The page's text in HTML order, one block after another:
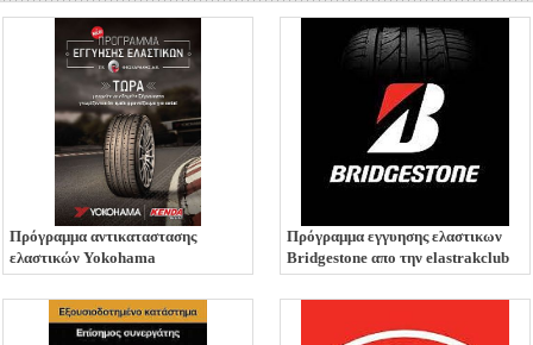
Πρόγραμμα αντικαταστασης
ελαστικών Yokohama
Πρόγραμμα εγγυησης ελαστικων
Bridgestone απο την elastrakclub